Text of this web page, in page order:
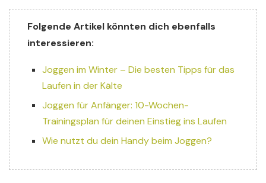
Folgende Artikel könnten dich ebenfalls
interessieren:
Joggen im Winter – Die besten Tipps für das
Laufen in der Kälte
Joggen für Anfänger: 10-Wochen-
Trainingsplan für deinen Einstieg ins Laufen
Wie nutzt du dein Handy beim Joggen?